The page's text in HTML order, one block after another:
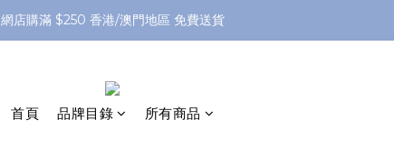
網店購滿 $250 香港/澳門地區 免費送貨
網店購滿 $250 香港/澳門地區 免費送貨
網店購滿 $250 香港/澳門地區 免費送貨
首頁 品牌目錄 所有商品